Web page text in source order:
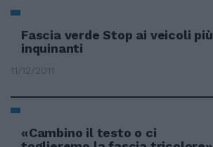
Fascia verde Stop ai veicoli più
inquinanti
11/12/2011
«Cambino il testo o ci